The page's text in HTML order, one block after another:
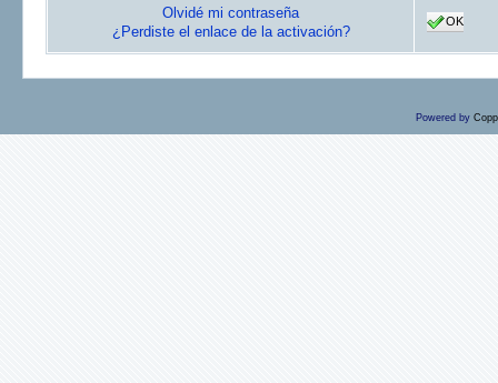
Olvidé mi contraseña
¿Perdiste el enlace de la activación?
OK
Powered by